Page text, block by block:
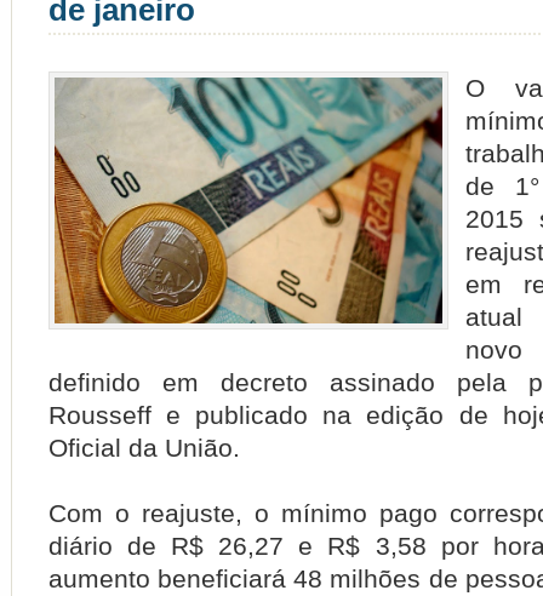
de janeiro
O
de
2015
em
definido em decreto assinado pela
Rousseff e publicado na edição de
Oficial da União.
Com o reajuste, o mínimo pago
diário de R$ 26,27 e R$ 3,58 por
aumento beneficiará 48 milhões de